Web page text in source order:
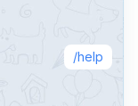
help